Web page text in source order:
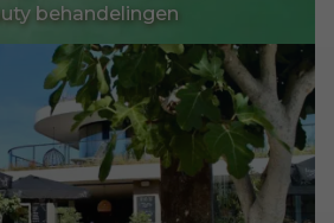
behandelingen